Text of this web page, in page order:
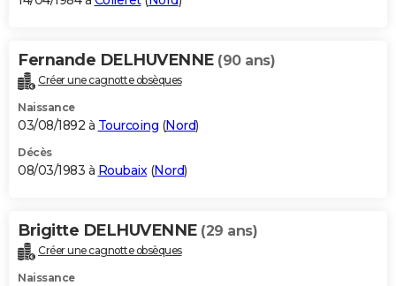
Fernande DELHUVENNE (90 ans)
Créer une cagnotte obsèques
Naissance
03/08/1892 à Tourcoing (Nord)
Décès
08/03/1983 à Roubaix(Nord)
Brigitte DELHUVENNE (29 ans)
Créer une cagnotte obsèques
Naissance